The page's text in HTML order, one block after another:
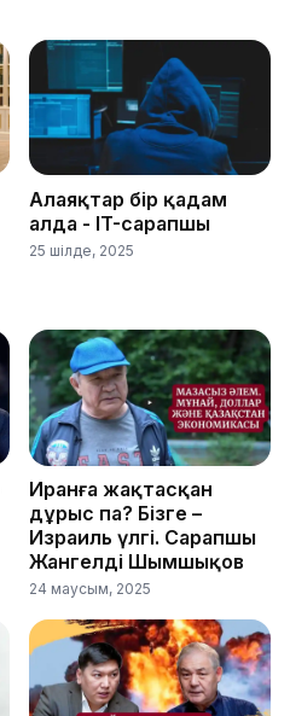
Алаяқтар бір қадам
алда - IT-сарапшы
25 шілде, 2025
Иранға жақтасқан
дұрыс па? Бізге –
Израиль үлгі. Сарапшы
Жангелді Шымшықов
24 маусым, 2025